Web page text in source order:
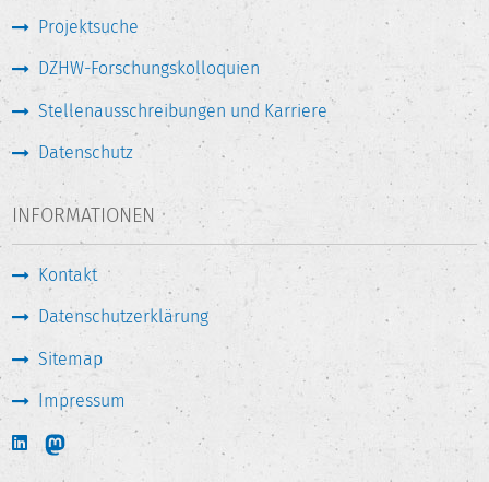
Projektsuche
DZHW-Forschungskolloquien
Stellenausschreibungen und Karriere
Datenschutz
INFORMATIONEN
Kontakt
Datenschutzerklärung
Sitemap
Impressum